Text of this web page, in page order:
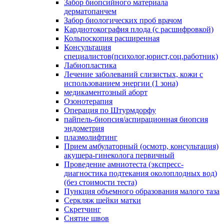
Забор биопсийного материала
дерматопанчем
Забор биологических проб врачом
Кардиотокография плода (с расшифровкой)
Кольпоскопия расширенная
Консультация
специалистов(психолог,юрист,соц.работник)
Лабиопластика
Лечение заболеваний слизистых, кожи с
использованием энергии (1 зона)
медикаментозный аборт
Озонотерапия
Операция по Штурмдорфу
пайпель-биопсия/аспирационная биопсия
эндометрия
плазмолифтинг
Прием амбулаторный (осмотр, консультация)
акушера-гинеколога первичный
Проведение амниотеста (экспресс-
диагностика подтекания околоплодных вод)
(без стоимости теста)
Пункция объемного образования малого таза
Серкляж шейки матки
Скретчинг
Снятие швов